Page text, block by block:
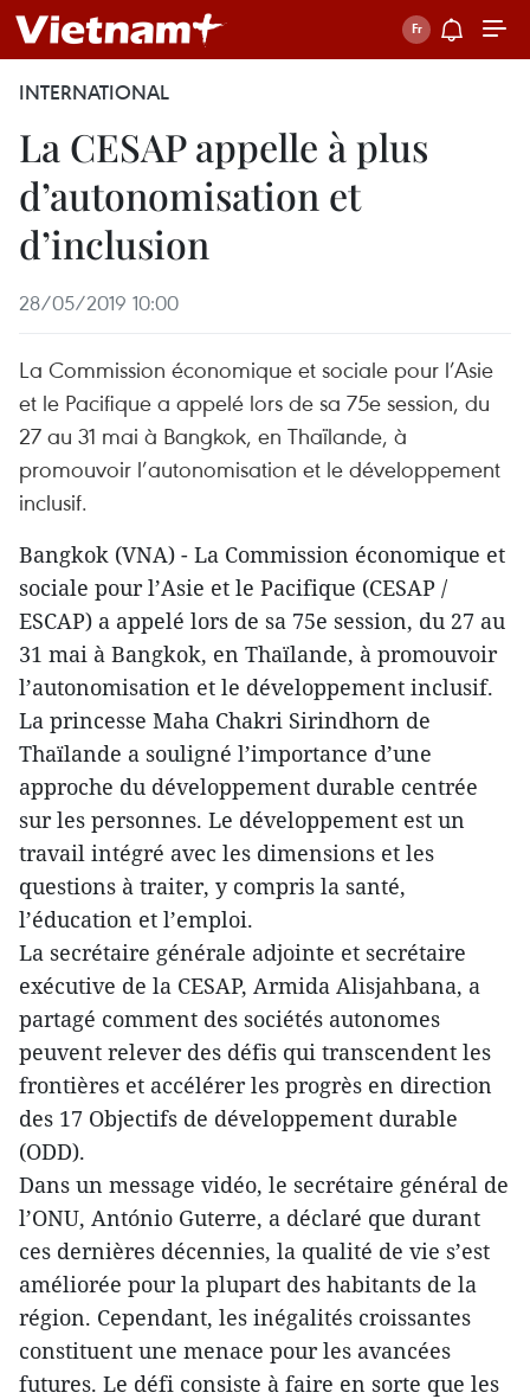
INTERNATIONAL
La CESAP appelle à plus
d’autonomisation et
d’inclusion
28/05/2019 10:00
La Commission économique et sociale pour l’Asie
et le Pacifique a appelé lors de sa 75e session, du
27 au 31 mai à Bangkok, en Thaïlande, à
promouvoir l’autonomisation et le développement
inclusif.
Bangkok (VNA) - La Commission économique et
sociale pour l’Asie et le Pacifique (CESAP /
ESCAP) a appelé lors de sa 75e session, du 27 au
31 mai à Bangkok, en Thaïlande, à promouvoir
l’autonomisation et le développement inclusif.
La princesse Maha Chakri Sirindhorn de
Thaïlande a souligné l’importance d’une
approche du développement durable centrée
sur les personnes. Le développement est un
travail intégré avec les dimensions et les
questions à traiter, y compris la santé,
l’éducation et l’emploi.
La secrétaire générale adjointe et secrétaire
exécutive de la CESAP, Armida Alisjahbana, a
partagé comment des sociétés autonomes
peuvent relever des défis qui transcendent les
frontières et accélérer les progrès en direction
des 17 Objectifs de développement durable
(ODD).
Dans un message vidéo, le secrétaire général de
l’ONU, António Guterre, a déclaré que durant
ces dernières décennies, la qualité de vie s’est
améliorée pour la plupart des habitants de la
région. Cependant, les inégalités croissantes
constituent une menace pour les avancées
futures. Le défi consiste à faire en sorte que les